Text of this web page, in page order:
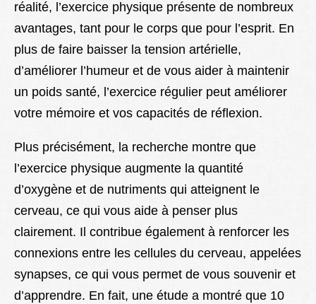
réalité, l’exercice physique présente de nombreux
avantages, tant pour le corps que pour l’esprit. En
plus de faire baisser la tension artérielle,
d’améliorer l’humeur et de vous aider à maintenir
un poids santé, l’exercice régulier peut améliorer
votre mémoire et vos capacités de réflexion.
Plus précisément, la recherche montre que
l’exercice physique augmente la quantité
d’oxygène et de nutriments qui atteignent le
cerveau, ce qui vous aide à penser plus
clairement. Il contribue également à renforcer les
connexions entre les cellules du cerveau, appelées
synapses, ce qui vous permet de vous souvenir et
d’apprendre. En fait, une étude a montré que 10